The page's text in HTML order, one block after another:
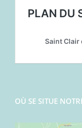
OÙ SE SITUE